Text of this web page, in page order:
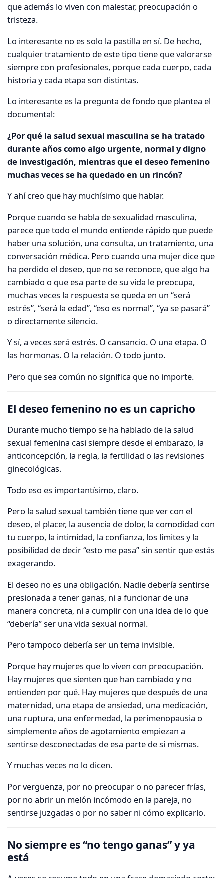
que además lo viven con malestar, preocupación o
tristeza.
Lo interesante no es solo la pastilla en sí. De hecho,
cualquier tratamiento de este tipo tiene que valorarse
siempre con profesionales, porque cada cuerpo, cada
historia y cada etapa son distintas.
Lo interesante es la pregunta de fondo que plantea el
documental:
¿Por qué la salud sexual masculina se ha tratado
durante años como algo urgente, normal y digno
de investigación, mientras que el deseo femenino
muchas veces se ha quedado en un rincón?
Y ahí creo que hay muchísimo que hablar.
Porque cuando se habla de sexualidad masculina,
parece que todo el mundo entiende rápido que puede
haber una solución, una consulta, un tratamiento, una
conversación médica. Pero cuando una mujer dice que
ha perdido el deseo, que no se reconoce, que algo ha
cambiado o que esa parte de su vida le preocupa,
muchas veces la respuesta se queda en un “será
estrés”, “será la edad”, “eso es normal”, “ya se pasará”
o directamente silencio.
Y sí, a veces será estrés. O cansancio. O una etapa. O
las hormonas. O la relación. O todo junto.
Pero que sea común no significa que no importe.
El deseo femenino no es un capricho
Durante mucho tiempo se ha hablado de la salud
sexual femenina casi siempre desde el embarazo, la
anticoncepción, la regla, la fertilidad o las revisiones
ginecológicas.
Todo eso es importantísimo, claro.
Pero la salud sexual también tiene que ver con el
deseo, el placer, la ausencia de dolor, la comodidad con
tu cuerpo, la intimidad, la confianza, los límites y la
posibilidad de decir “esto me pasa” sin sentir que estás
exagerando.
El deseo no es una obligación. Nadie debería sentirse
presionada a tener ganas, ni a funcionar de una
manera concreta, ni a cumplir con una idea de lo que
“debería” ser una vida sexual normal.
Pero tampoco debería ser un tema invisible.
Porque hay mujeres que lo viven con preocupación.
Hay mujeres que sienten que han cambiado y no
entienden por qué. Hay mujeres que después de una
maternidad, una etapa de ansiedad, una medicación,
una ruptura, una enfermedad, la perimenopausia o
simplemente años de agotamiento empiezan a
sentirse desconectadas de esa parte de sí mismas.
Y muchas veces no lo dicen.
Por vergüenza, por no preocupar o no parecer frías,
por no abrir un melón incómodo en la pareja, no
sentirse juzgadas o por no saber ni cómo explicarlo.
No siempre es “no tengo ganas” y ya
está